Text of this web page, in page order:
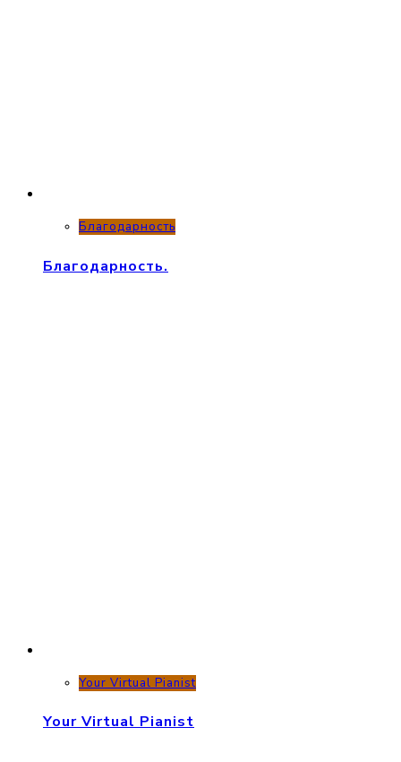
Благодарность
Благодарность.
Your Virtual Pianist
Your Virtual Pianist